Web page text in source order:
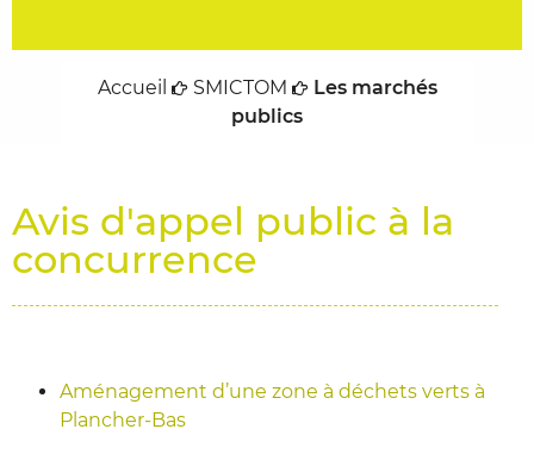
Accueil SMICTOM
Les marchés
publics
Avis d'appel public à la
concurrence
Aménagement d’une zone à déchets verts à
Plancher-Bas